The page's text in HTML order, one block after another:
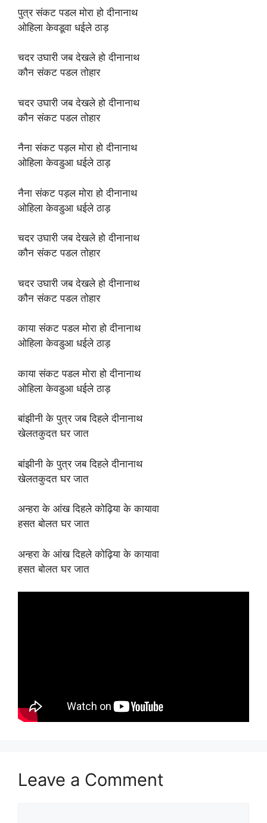
पुत्र संकट पडल मोरा हो दीनानाथ
ओहिला केवडूवा धईले ठाड़
चदर उघारी जब देखले हो दीनानाथ
कौन संकट पडल तोहार
चदर उघारी जब देखले हो दीनानाथ
कौन संकट पडल तोहार
नैना संकट पड़ल मोरा हो दीनानाथ
ओहिला केवडुआ धईले ठाड़
नैना संकट पड़ल मोरा हो दीनानाथ
ओहिला केवडुआ धईले ठाड़
चदर उघारी जब देखले हो दीनानाथ
कौन संकट पडल तोहार
चदर उघारी जब देखले हो दीनानाथ
कौन संकट पडल तोहार
काया संकट पडल मोरा हो दीनानाथ
ओहिला केवडुआ धईले ठाड़
काया संकट पडल मोरा हो दीनानाथ
ओहिला केवडुआ धईले ठाड़
बांझीनी के पुत्र जब दिहले दीनानाथ
खेलतकुदत घर जात
बांझीनी के पुत्र जब दिहले दीनानाथ
खेलतकुदत घर जात
अन्हरा के आंख दिहले कोढ़िया के कायावा
हसत बोलत घर जात
अन्हरा के आंख दिहले कोढ़िया के कायावा
हसत बोलत घर जात
Leave a Comment